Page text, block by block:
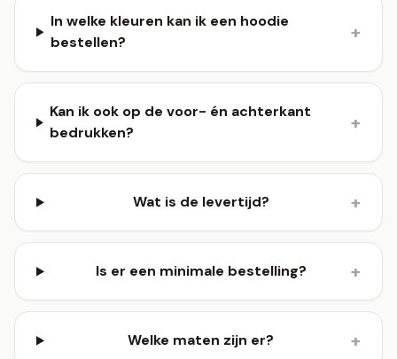
In welke kleuren kan ik een hoodie
bestellen?
+
Kan ik ook op de voor- én achterkant
bedrukken?
+
Wat is de levertijd? +
Is er een minimale bestelling? +
Welke maten zijn er? +